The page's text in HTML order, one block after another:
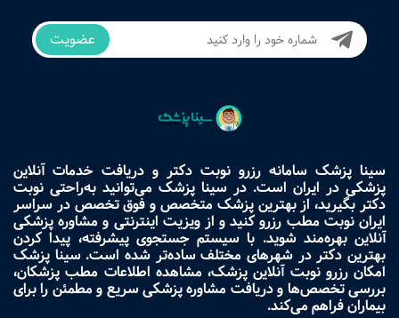
عضویت
سینا پزشک سامانه رزرو نوبت دکتر و دریافت خدمات آنلاین
پزشکی در ایران است. در سینا پزشک می‌توانید به‌راحتی نوبت
دکتر بگیرید، از بهترین پزشک متخصص و فوق تخصص در سراسر
ایران نوبت مطب رزرو کنید و از ویزیت اینترنتی و مشاوره پزشکی
آنلاین بهره‌مند شوید. با سیستم جستجوی پیشرفته، پیدا کردن
بهترین دکتر در شهرهای مختلف ساده‌تر شده است. سینا پزشک
امکان رزرو نوبت آنلاین پزشک، مشاهده اطلاعات مطب پزشکان،
بررسی تخصص‌ها و دریافت مشاوره پزشکی سریع و مطمئن را برای
بیماران فراهم می‌کند.